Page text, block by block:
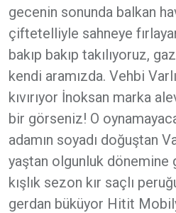
gecenin sonunda balkan
çiftetelliyle sahneye
bakıp bakıp takılıyoruz,
kendi aramızda. Vehbi
kıvırıyor İnoksan marka
bir görseniz! O
adamın soyadı doğuştan
yaştan olgunluk
kışlık sezon kır saçlı
gerdan büküyor Hitit